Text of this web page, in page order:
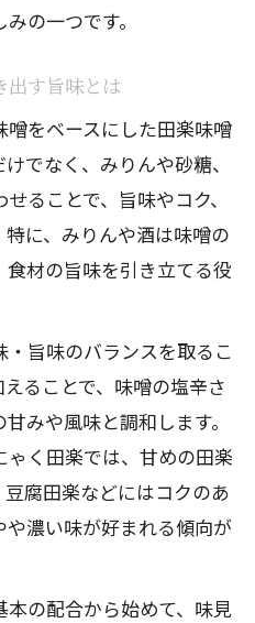
の一つです。
出す旨味とは
をベースにした田楽味噌
でなく、みりんや砂糖、
ることで、旨味やコク、
に、みりんや酒は味噌の
材の旨味を引き立てる役
旨味のバランスを取るこ
ることで、味噌の塩辛さ
みや風味と調和します。
く田楽では、甘めの田楽
腐田楽などにはコクのあ
濃い味が好まれる傾向が
の配合から始めて、味見